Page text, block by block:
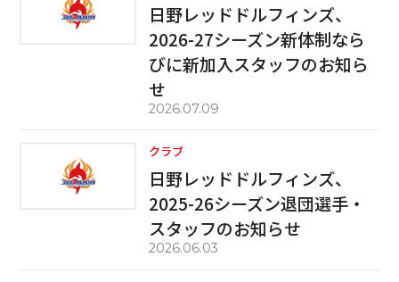
日野レッドドルフィンズ、
2026-27シーズン新体制なら
びに新加入スタッフのお知ら
せ
2026.07.09
クラブ
日野レッドドルフィンズ、
2025-26シーズン退団選手・
スタッフのお知らせ
2026.06.03